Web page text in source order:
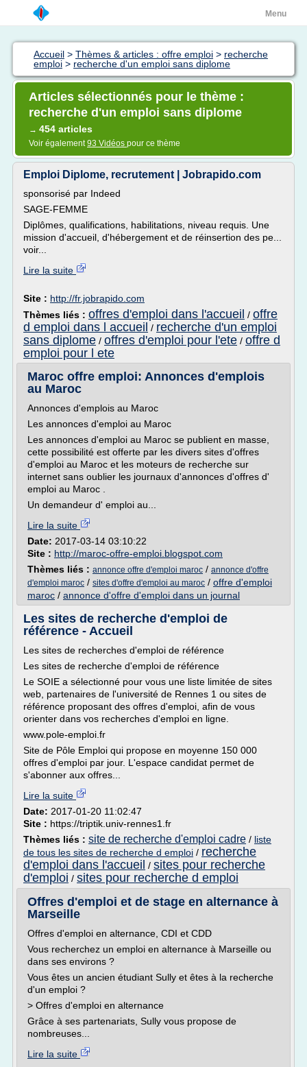
Menu
Accueil > Thèmes & articles : offre emploi > recherche
emploi > recherche d'un emploi sans diplome
Articles sélectionnés pour le thème :
recherche d'un emploi sans diplome
→ 454 articles
Voir également93 Vidéos pour ce thème
Emploi Diplome, recrutement | Jobrapido.com
sponsorisé par Indeed
SAGE-FEMME
Diplômes, qualifications, habilitations, niveau requis. Une
mission d'accueil, d'hébergement et de réinsertion des pe...
voir...
Lire la suite
Site : http://fr.jobrapido.com
Thèmes liés : offres d'emploi dans l'accueil / offre
d emploi dans l accueil / recherche d'un emploi
sans diplome / offres d'emploi pour l'ete / offre d
emploi pour l ete
Maroc offre emploi: Annonces d'emplois
au Maroc
Annonces d'emplois au Maroc
Les annonces d'emploi au Maroc
Les annonces d'emploi au Maroc se publient en masse,
cette possibilité est offerte par les divers sites d'offres
d'emploi au Maroc et les moteurs de recherche sur
internet sans oublier les journaux d'annonces d'offres d'
emploi au Maroc .
Un demandeur d' emploi au...
Lire la suite
Date: 2017-03-14 03:10:22
Site : http://maroc-offre-emploi.blogspot.com
Thèmes liés : annonce offre d'emploi maroc / annonce d'offre
d'emploi maroc / sites d'offre d'emploi au maroc / offre d'emploi
maroc / annonce d'offre d'emploi dans un journal
Les sites de recherche d'emploi de
référence - Accueil
Les sites de recherches d'emploi de référence
Les sites de recherche d'emploi de référence
Le SOIE a sélectionné pour vous une liste limitée de sites
web, partenaires de l'université de Rennes 1 ou sites de
référence proposant des offres d'emploi, afin de vous
orienter dans vos recherches d'emploi en ligne.
www.pole-emploi.fr
Site de Pôle Emploi qui propose en moyenne 150 000
offres d'emploi par jour. L'espace candidat permet de
s'abonner aux offres...
Lire la suite
Date: 2017-01-20 11:02:47
Site : https://triptik.univ-rennes1.fr
Thèmes liés : site de recherche d'emploi cadre / liste
de tous les sites de recherche d emploi / recherche
d'emploi dans l'accueil / sites pour recherche
d'emploi / sites pour recherche d emploi
Offres d'emploi et de stage en alternance à
Marseille
Offres d'emploi en alternance, CDI et CDD
Vous recherchez un emploi en alternance à Marseille ou
dans ses environs ?
Vous êtes un ancien étudiant Sully et êtes à la recherche
d'un emploi ?
> Offres d'emploi en alternance
Grâce à ses partenariats, Sully vous propose de
nombreuses...
Lire la suite